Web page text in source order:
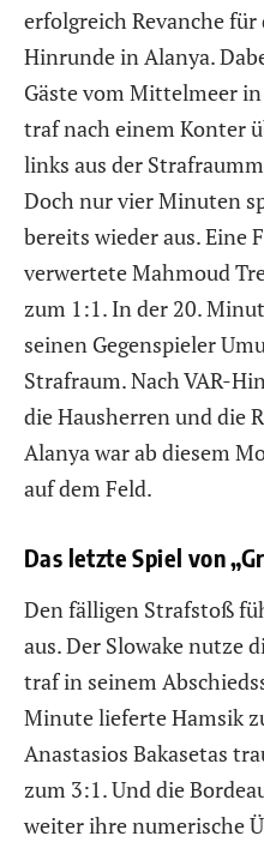
erfolgreich Revanche für
Hinrunde in Alanya.
Gäste vom Mittelmeer
traf nach einem Konter
links aus der
Doch nur vier Minuten
bereits wieder aus. Eine
verwertete Mahmoud
zum 1:1. In der 20.
seinen Gegenspieler
Strafraum. Nach VAR-
die Hausherren und die
Alanya war ab diesem
auf dem Feld.
Das letzte Spiel von
Den fälligen Strafstoß
aus. Der Slowake nutze
traf in seinem
Minute lieferte Hamsik
Anastasios Bakasetas
zum 3:1. Und die
weiter ihre numerische